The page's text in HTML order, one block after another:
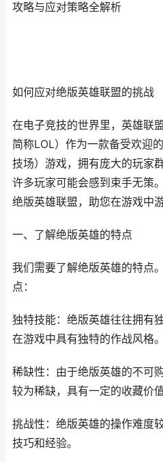
攻略与应对策略全解析
如何应对绝版英雄联盟的挑战
在电子竞技的世界里，英雄联
简称LOL）作为一款备受欢迎
技场）游戏，拥有庞大的玩家
许多玩家可能会感到束手无策
绝版英雄联盟，助您在游戏中游
一、了解绝版英雄的特点
我们需要了解绝版英雄的特点
点：
独特技能：绝版英雄往往拥有
在游戏中具有独特的作战风格。
稀缺性：由于绝版英雄的不可
较为稀缺，具有一定的收藏价值
挑战性：绝版英雄的操作难度
技巧和经验。